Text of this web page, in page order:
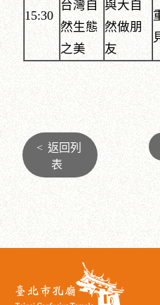
15:30
台灣自
然生態
之美
與大自
然做朋
友
< 返回列
表